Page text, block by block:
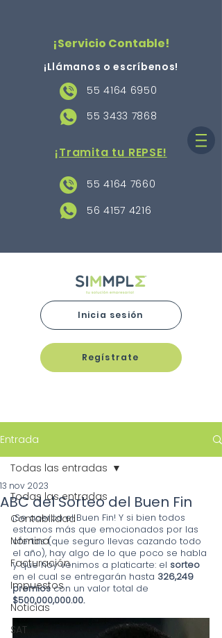
¡Servicio Contable!
¡Llámanos o escríbenos!
55 4164 6950
55 3433 7868
¡Tramita tu REPSE!
55 4164 7660
56 4157 4216
Inicia sesión
Regístrate
Entrada
Todas las entradas
Contabilidad
Nómina
Facturación
Impuestos
Noticias
SAT
Todas las entradas
ABC del Sorteo del Buen Fin
13 nov 2023
¡Se acerca el Buen Fin! Y si bien todos
estamos más que emocionados por las
ofertas (que seguro llevas cazando todo
el año), hay algo de lo que poco se habla
y que hoy venimos a platicarte: el sorteo
en el cual se entregarán hasta 326,249
premios con un valor total de
$500,000,000.00.